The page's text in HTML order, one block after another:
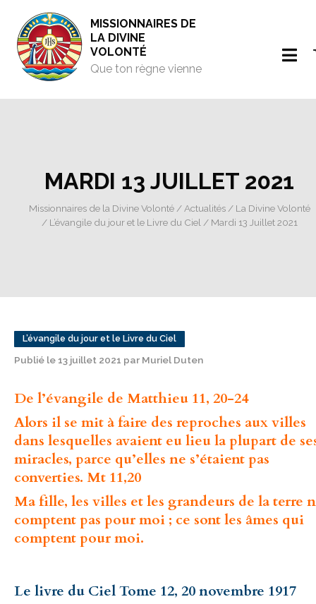
MISSIONNAIRES DE
LA DIVINE
VOLONTÉ
Que ton règne vienne
MARDI 13 JUILLET 2021
Missionnaires de la Divine Volonté/ Actualités/ La Divine Volonté
/ L’évangile du jour et le Livre du Ciel / Mardi 13 Juillet 2021
L’évangile du jour et le Livre du Ciel
Publié le 13 juillet 2021 par Muriel Duten
De l’évangile de Matthieu 11, 20-24
Alors il se mit à faire des reproches aux villes
dans lesquelles avaient eu lieu la plupart de
miracles, parce qu’elles ne s’étaient pas
converties. Mt 11,20
Ma fille, les villes et les grandeurs de la terre
comptent pas pour moi ; ce sont les âmes qui
comptent pour moi.
Le livre du Ciel Tome 12, 20 novembre 1917